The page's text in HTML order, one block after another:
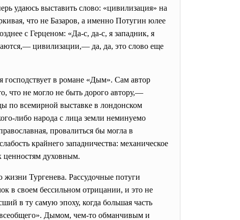
удаюсь выставить слово: «цивилизация» на
что не Базаров, а именно Потугин юлее
с Герценом: «Да-с, да-с, я западник, я
цивилизации,— да, да, это слово еще
господствует в романе «Дым». Сам автор
что не могло не быть дорого автору,—
по всемирной выставке в лондонском
либо народа с лица земли неминуемо
провалиться бы могла в
крайнего западничества: механическое
ценностям духовным.
жизни Тургенева. Рассудочные потуги
в своем бессильном отрицании, и это не
в ту самую эпоху, когда большая часть
Дымом, чем-то обманчивым и